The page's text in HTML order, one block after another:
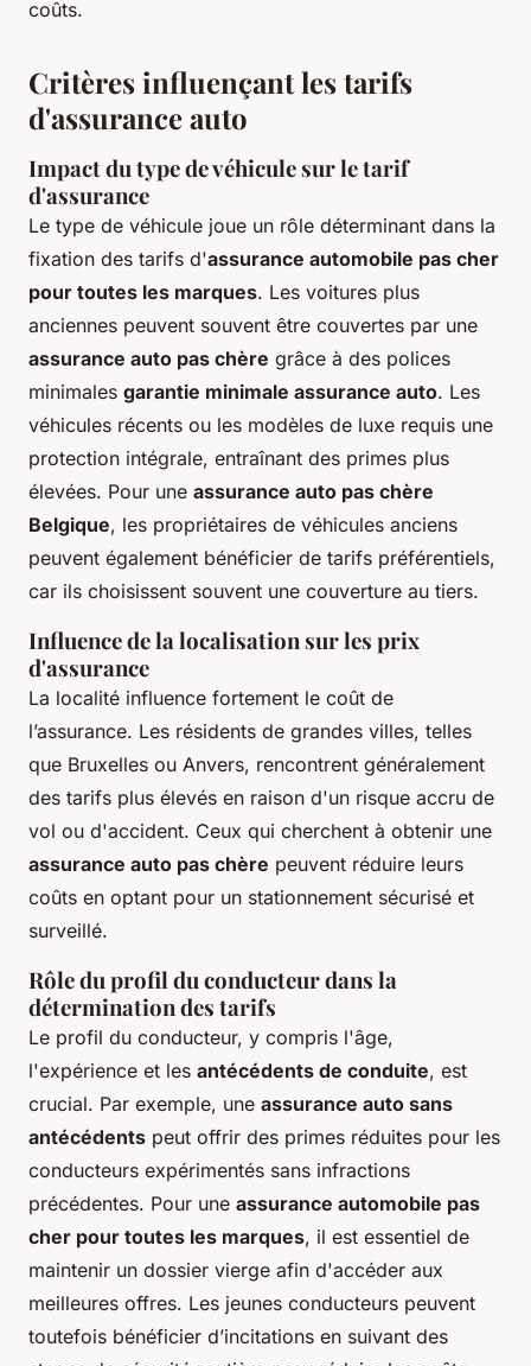
coûts.
Critères influençant les tarifs
d'assurance auto
Impact du type de véhicule sur le tarif
d'assurance
Le type de véhicule joue un rôle déterminant dans la
fixation des tarifs d'assurance automobile pas cher
pour toutes les marques. Les voitures plus
anciennes peuvent souvent être couvertes par une
assurance auto pas chère grâce à des polices
minimales garantie minimale assurance auto. Les
véhicules récents ou les modèles de luxe requis une
protection intégrale, entraînant des primes plus
élevées. Pour une assurance auto pas chère
Belgique, les propriétaires de véhicules anciens
peuvent également bénéficier de tarifs préférentiels,
car ils choisissent souvent une couverture au tiers.
Influence de la localisation sur les prix
d'assurance
La localité influence fortement le coût de
l’assurance. Les résidents de grandes villes, telles
que Bruxelles ou Anvers, rencontrent généralement
des tarifs plus élevés en raison d'un risque accru de
vol ou d'accident. Ceux qui cherchent à obtenir une
assurance auto pas chère peuvent réduire leurs
coûts en optant pour un stationnement sécurisé et
surveillé.
Rôle du profil du conducteur dans la
détermination des tarifs
Le profil du conducteur, y compris l'âge,
l'expérience et les antécédents de conduite, est
crucial. Par exemple, une assurance auto sans
antécédents peut offrir des primes réduites pour les
conducteurs expérimentés sans infractions
précédentes. Pour une assurance automobile pas
cher pour toutes les marques, il est essentiel de
maintenir un dossier vierge afin d'accéder aux
meilleures offres. Les jeunes conducteurs peuvent
toutefois bénéficier d’incitations en suivant des